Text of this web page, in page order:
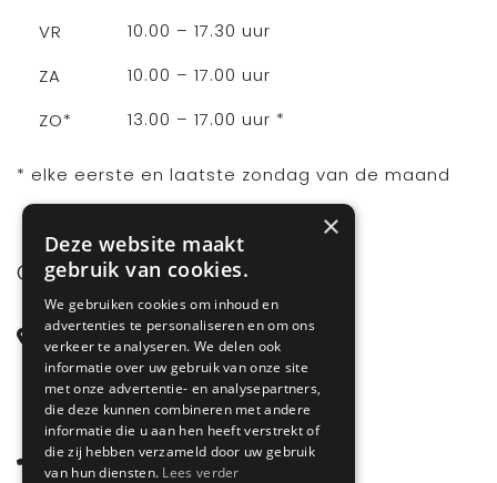
VR
10.00 – 17.30 uur
ZA
10.00 – 17.00 uur
ZO*
13.00 – 17.00 uur *
* elke eerste en laatste zondag van de maand
CONTACT
Steenstraat 71
6828 CD Arnhem
Gelderland
085 877 0704
×
Deze website maakt
gebruik van cookies.
We gebruiken cookies om inhoud en
advertenties te personaliseren en om ons
verkeer te analyseren. We delen ook
informatie over uw gebruik van onze site
met onze advertentie- en analysepartners,
die deze kunnen combineren met andere
informatie die u aan hen heeft verstrekt of
die zij hebben verzameld door uw gebruik
van hun diensten. Lees verder